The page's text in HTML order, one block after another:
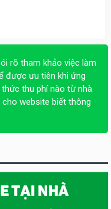
rõ tham khảo việc làm
được ưu tiên khi ứng
thu phí nào từ nhà
cho website biết thông